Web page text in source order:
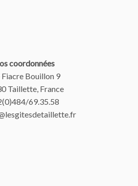
coordonnées
Fiacre Bouillon 9
Taillette, France
69.35.58